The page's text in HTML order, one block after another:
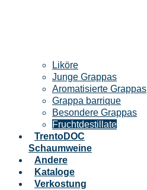
Liköre
Junge Grappas
Aromatisierte Grappas
Grappa barrique
Besondere Grappas
Fruchtdestillate
TrentoDOC
Schaumweine
Andere
Kataloge
Verkostung